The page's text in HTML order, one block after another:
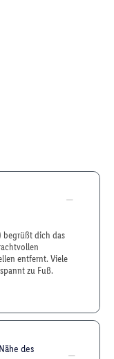
begrüßt dich das
entfernt. Viele
zu Fuß.
des